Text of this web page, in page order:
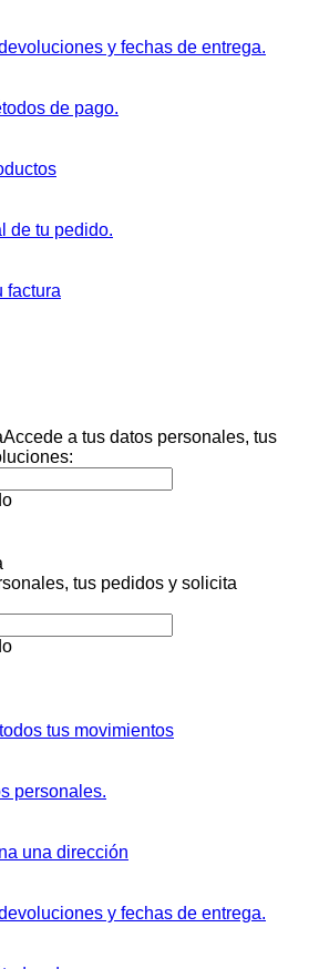
y fechas de entrega.
de pago.
de tu pedido.
factura
Accede a tus datos personales, tus
tus pedidos y solicita
tus movimientos
personales.
una dirección
y fechas de entrega.